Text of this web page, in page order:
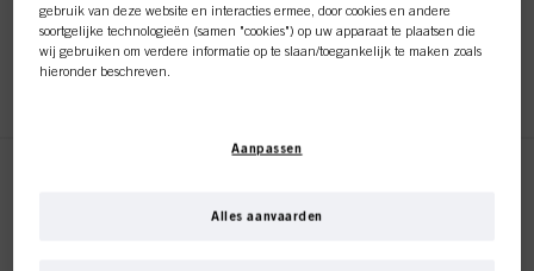
Dark Blonde Gold Natural 60ml
gebruik van deze website en interacties ermee, door cookies en andere
soortgelijke technologieën (samen "cookies") op uw apparaat te plaatsen die
wij gebruiken om verdere informatie op te slaan/toegankelijk te maken zoals
hieronder beschreven.
aangegeven in onze Gegevensbeschermingsverklaring waarnaar een link in
te meten en te optimaliseren, om u
Aanpassen
Alles aanvaarden